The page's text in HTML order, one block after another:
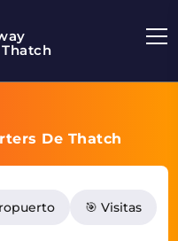
De Thatch
🎯 Visitas